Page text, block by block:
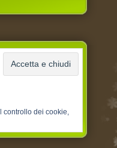
controllo dei cookie,